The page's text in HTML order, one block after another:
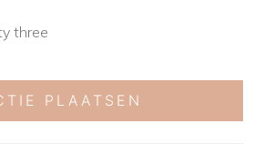
three